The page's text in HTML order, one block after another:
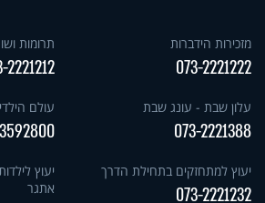
מזכירות הידברות
073-2221222
תרומות
2221212
עלון שבת - עונג שבת
073-2221388
עולם
יעוץ למתחזקים בתחילת הדרך
073-2221232
יעוץ
אתגר